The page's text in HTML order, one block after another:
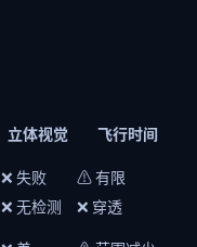
立体视觉
飞行时间
❌ 失败
⚠️ 有限
❌ 无检测
❌ 穿透